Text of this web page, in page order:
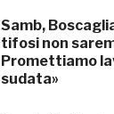
Samb,
tifosi non
Promettiamo
sudata»